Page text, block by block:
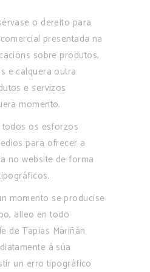
o dereito para
presentada na
sobre produtos,
e calquera outra
e servizos
momento.
os esforzos
para ofrecer a
no website de forma
momento se producise
alleo en todo
de Tapias Mariñán
á súa
un erro tipográfico